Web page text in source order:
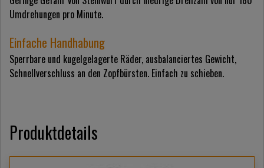
Umdrehungen pro Minute.
Einfache Handhabung
Sperrbare und kugelgelagerte Räder, ausbalanciertes Gewicht,
Schnellverschluss an den Zopfbürsten. Einfach zu schieben.
Produktdetails